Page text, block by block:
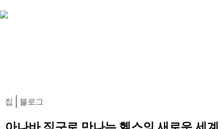
집 블로그